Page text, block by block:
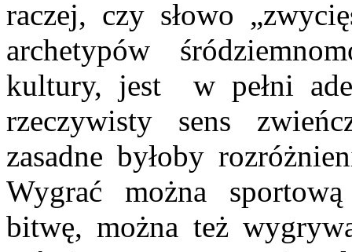
raczej, czy słowo
archetypów
kultury, jest w pełni
rzeczywisty sens
zasadne byłoby
Wygrać można
bitwę, można też